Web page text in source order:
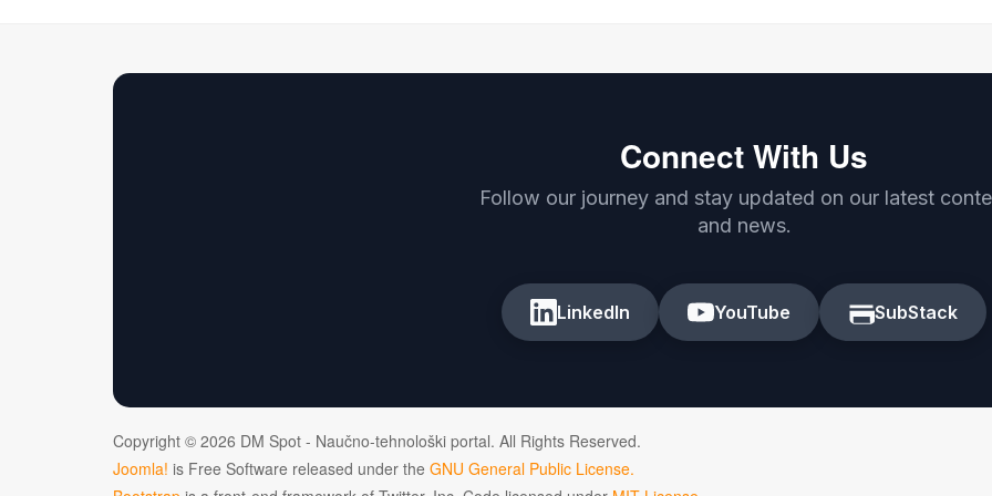
Connect With Us
Follow our journey and stay updated on our latest
and news.
LinkedIn YouTube SubStack
Copyright © 2026 DM Spot - Naučno-tehnološki portal. All Rights Reserved.
Joomla! is Free Software released under the GNU General Public License.